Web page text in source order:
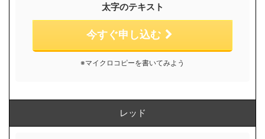
太字のテキスト
今すぐ申し込む
※マイクロコピーを書いてみよう
レッド